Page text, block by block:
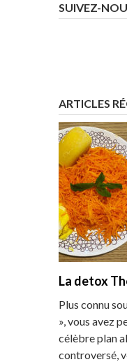
SUIVEZ-
ARTICLES
La detox
Plus connu
», vous avez
célèbre plan
controversé,